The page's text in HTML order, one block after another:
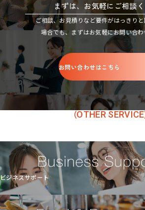
まずは、お気軽にご相談
ご相談、お見積りなど要件がはっきり
場合でも、まずはお気軽にお問い合
お問い合わせはこちら
OTHER SERVICE
ビジネスサポート